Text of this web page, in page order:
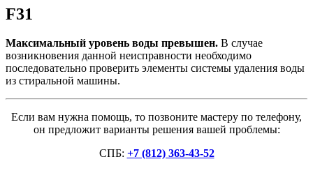
F31
Максимальный уровень воды превышен. В случае
возникновения данной неисправности необходимо
последовательно проверить элементы системы удаления воды
из стиральной машины.
Если вам нужна помощь, то позвоните мастеру по телефону,
он предложит варианты решения вашей проблемы:
СПБ: +7 (812) 363-43-52